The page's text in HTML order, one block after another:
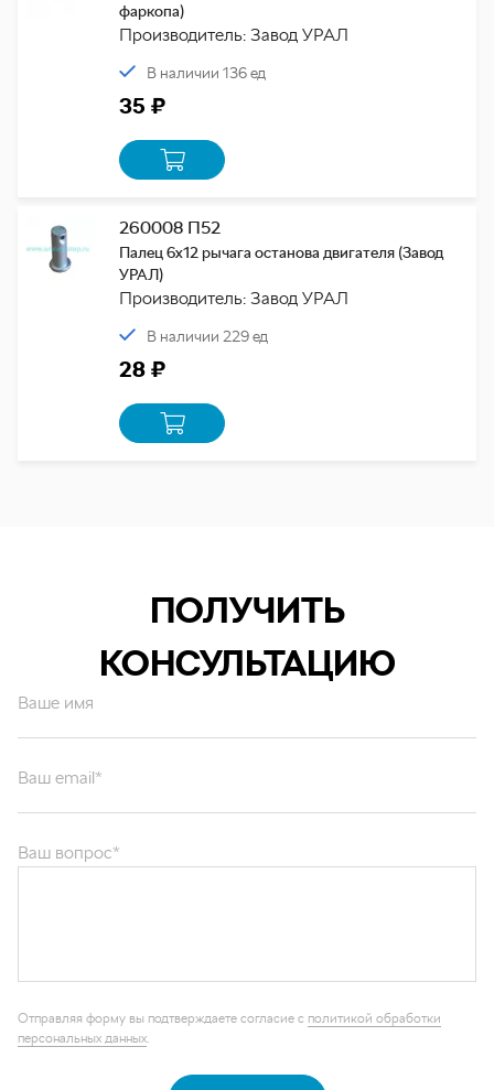
фаркопа)
Производитель: Завод УРАЛ
В наличии 136 ед
35 ₽
260008 П52
Палец 6х12 рычага останова двигателя (Завод
УРАЛ)
Производитель: Завод УРАЛ
В наличии 229 ед
28 ₽
ПОЛУЧИТЬ
КОНСУЛЬТАЦИЮ
Ваше имя
персональных данных
Каталог запчастей